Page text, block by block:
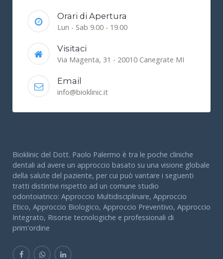
Orari di Apertura
Lun - Sab 9.00 - 19.00
Visitaci
Via Magenta, 31 - 20010 Canegrate MI
Email
info@bioklinic.it
Bioklinic del Dott. Paolo Palermo è tra le poche cliniche
dentali ad avere un approccio basato su una visione globale
della salute del paziente, per cui può vantare i seguenti
tratti distintivi rispetto ad un comune studio
odontoiatrico: Approccio Multidisciplinare, Approccio
Etico, Approccio Biologico, Approccio Preventivo, Approccio
Integrato, Risorse tecnologiche e professionali di
prim'ordine